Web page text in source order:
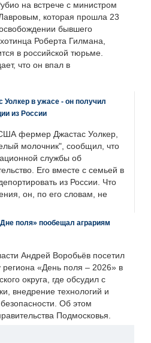
на встрече с министром
которая прошла 23
бывшего
Роберта Гилмана,
в российской тюрьме.
что он впал в
в ужасе - он получил
из России
фермер Джастас Уолкер,
молочник", сообщил, что
службы об
Его вместе с семьей в
из России. Что
он, по его словам, не
поля» пообещал аграриям
Андрей Воробьёв посетил
региона «День поля – 2026» в
округа, где обсудил с
внедрение технологий и
Об этом
Подмосковья.